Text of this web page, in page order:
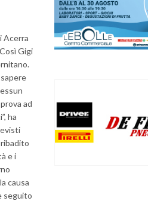
Acerra
Gigi
ad
ha
e i
causa
seguito